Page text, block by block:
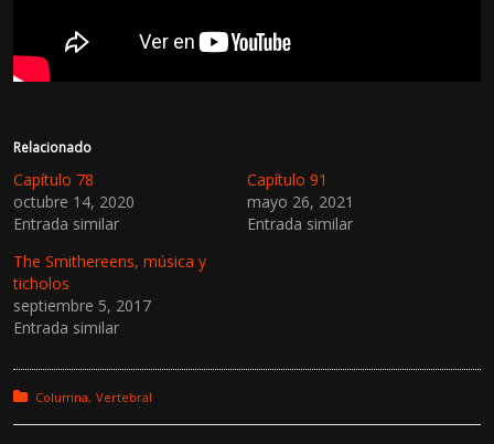
Relacionado
Capítulo 78
octubre 14, 2020
Entrada similar
Capítulo 91
mayo 26, 2021
Entrada similar
The Smithereens, música y
ticholos
septiembre 5, 2017
Entrada similar
Posted in:
Columna Vertebral